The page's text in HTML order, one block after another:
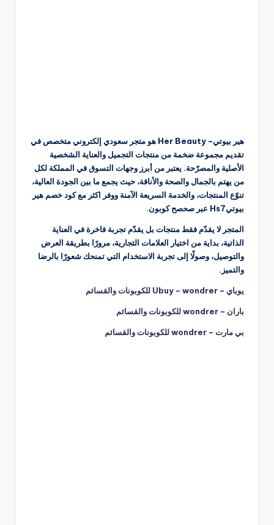
هير بيوتي– Her Beauty هو متجر سعودي إلكتروني متخصص في
تقديم مجموعة ضخمة من منتجات التجميل والعناية الشخصية
الأصلية والمصرّحة. يعتبر من أبرز وجهات التسوق في المملكة لكل
من يهتم بالجمال والصحة والأناقة، حيث يجمع ما بين الجودة العالية،
تنوّع المنتجات، والخدمة السريعة الآمنة ووفر اكثر مع كود خصم هير
بيوتيHs7 عبر صحصح كوبون.
المتجر لا يقدّم فقط منتجات بل يقدّم تجربة فاخرة في العناية
الذاتية، بداية من اختيار العلامات التجارية، مرورًا بطريقة العرض
والتوصيل، وصولًا إلى تجربة الاستخدام التي تمنحك شعورًا بالرضا
والتميز.
يوباي – Ubuy – wondrer للكوبونات والقسائم
باران – wondrer للكوبونات والقسائم
بي مارت – wondrer للكوبونات والقسائم